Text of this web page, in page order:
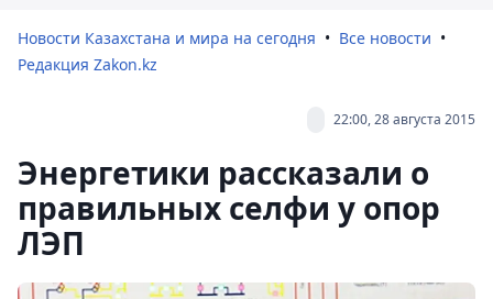
Новости Казахстана и мира на сегодня
Все новости
Редакция Zakon.kz
22:00, 28 августа 2015
Энергетики рассказали о
правильных селфи у опор
ЛЭП